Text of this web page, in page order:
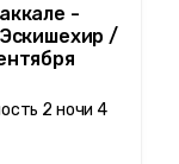
-
/
2 ночи 4